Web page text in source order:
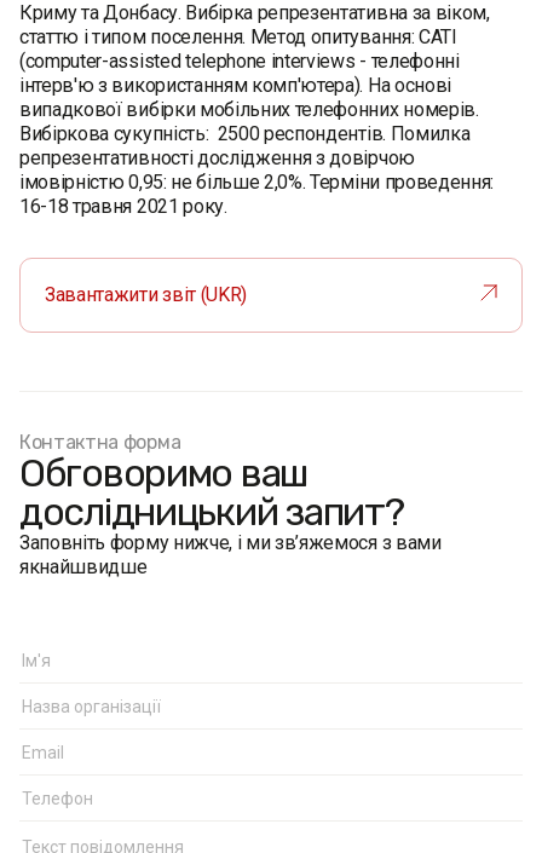
Криму та Донбасу. Вибірка репрезентативна за віком,
статтю і типом поселення. Метод опитування: CATI
(computer-assisted telephone interviews - телефонні
інтерв'ю з використанням комп'ютера). На основі
випадкової вибірки мобільних телефонних номерів.
Вибіркова сукупність: 2500 респондентів. Помилка
репрезентативності дослідження з довірчою
імовірністю 0,95: не більше 2,0%. Терміни проведення:
16-18 травня 2021 року.
Завантажити звіт (UKR)
Контактна форма
Обговоримо ваш
дослідницький запит?
Заповніть форму нижче, і ми зв’яжемося з вами
якнайшвидше